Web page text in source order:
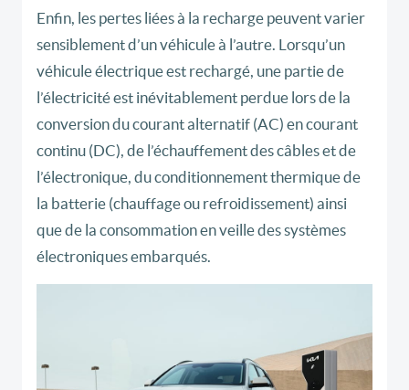
Enfin, les pertes liées à la recharge peuvent varier
sensiblement d’un véhicule à l’autre. Lorsqu’un
véhicule électrique est rechargé, une partie de
l’électricité est inévitablement perdue lors de la
conversion du courant alternatif (AC) en courant
continu (DC), de l’échauffement des câbles et de
l’électronique, du conditionnement thermique de
la batterie (chauffage ou refroidissement) ainsi
que de la consommation en veille des systèmes
électroniques embarqués.